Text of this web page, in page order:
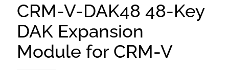
CRM-V-DAK48 48-Key
DAK Expansion
Module for CRM-V